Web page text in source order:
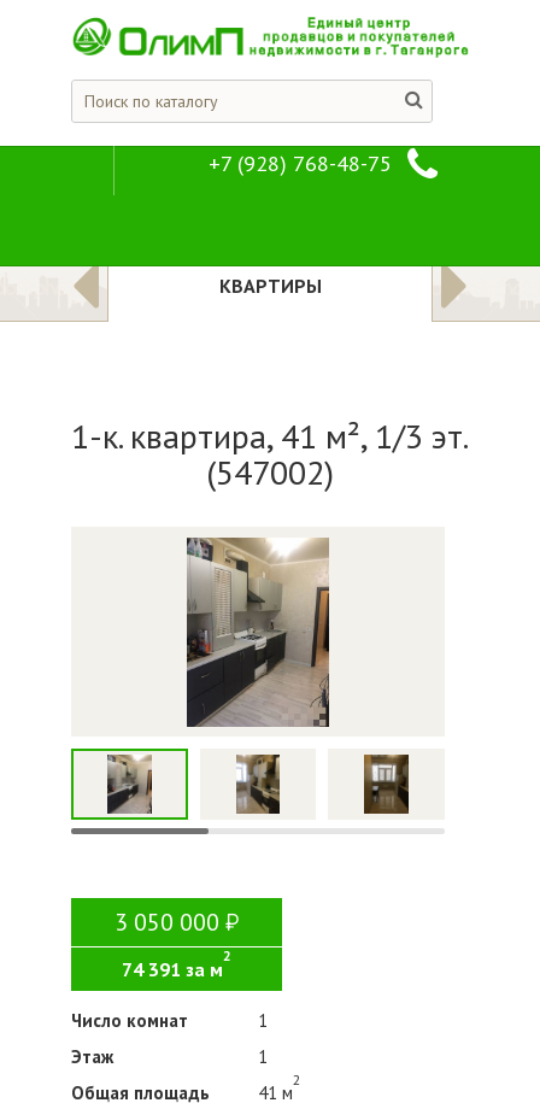
+7 (928) 768-48-75
КВАРТИРЫ
1-к. квартира, 41 м², 1/3 эт.
(547002)
3 050 000
74 391 за м
2
Число комнат
1
Этаж
1
Общая площадь
41 м
2